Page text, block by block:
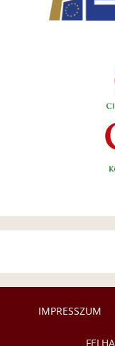
IMPRESSZUM